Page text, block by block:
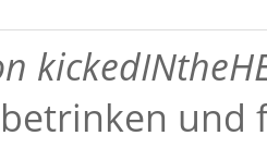
und